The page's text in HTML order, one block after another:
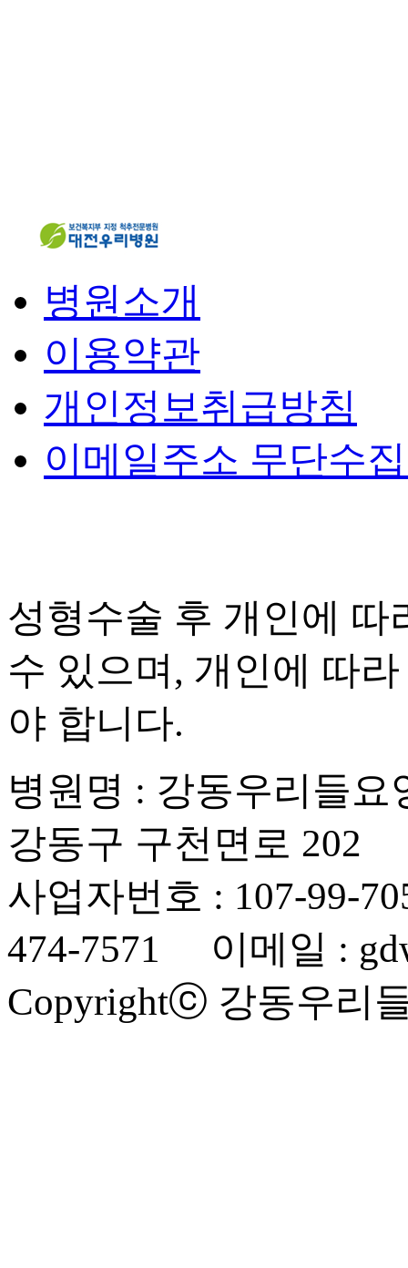
병원소개
이용약관
개인정보취급방침
이메일주소 무단수
성형수술 후 개인에 따
수 있으며, 개인에 따
야 합니다.
병원명 : 강동우리들
강동구 구천면로 202
사업자번호 : 107-99-
474-7571 이메일 :
Copyrightⓒ 강동우리